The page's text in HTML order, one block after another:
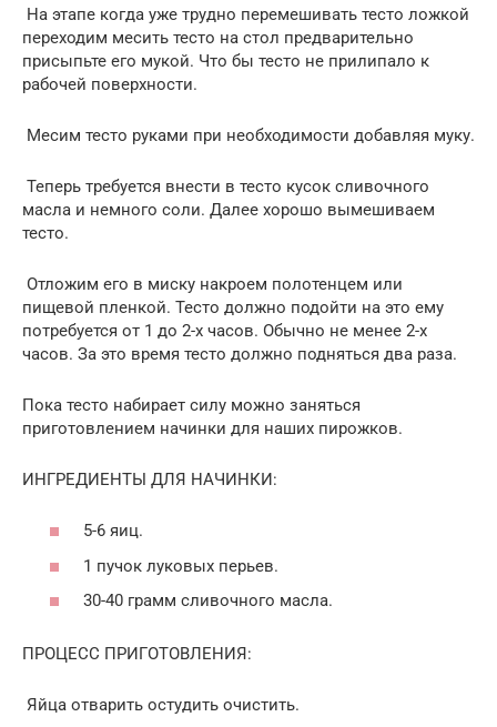
На этапе когда уже трудно перемешивать тесто ложкой
переходим месить тесто на стол предварительно
присыпьте его мукой. Что бы тесто не прилипало к
рабочей поверхности.
Месим тесто руками при необходимости добавляя муку.
Теперь требуется внести в тесто кусок сливочного
масла и немного соли. Далее хорошо вымешиваем
тесто.
Отложим его в миску накроем полотенцем или
пищевой пленкой. Тесто должно подойти на это ему
потребуется от 1 до 2-х часов. Обычно не менее 2-х
часов. За это время тесто должно подняться два раза.
Пока тесто набирает силу можно заняться
приготовлением начинки для наших пирожков.
ИНГРЕДИЕНТЫ ДЛЯ НАЧИНКИ:
5-6 яиц.
1 пучок луковых перьев.
30-40 грамм сливочного масла.
ПРОЦЕСС ПРИГОТОВЛЕНИЯ:
Яйца отварить остудить очистить.